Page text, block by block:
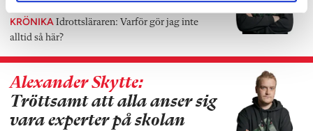
KRÖNIKA Idrottsläraren: Varför gör jag inte
alltid så här?
Alexander Skytte:
Tröttsamt att alla anser sig
vara experter på skolan